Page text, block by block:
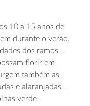
10 a 15 anos de
durante o verão,
dos ramos –
florir em
também as
e alaranjadas –
verde-